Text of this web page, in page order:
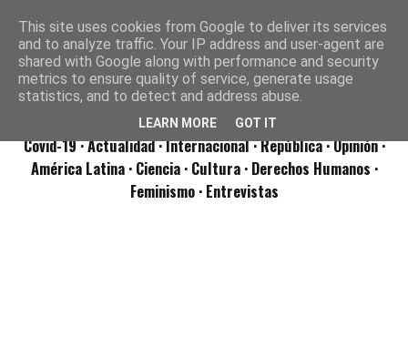
Covid-19· Actualidad· Internacional· República· Opinión·
América Latina · Ciencia · Cultura · Derechos Humanos ·
Feminismo · Entrevistas
This site uses cookies from Google to deliver its services
and to analyze traffic. Your IP address and user-agent are
shared with Google along with performance and security
metrics to ensure quality of service, generate usage
statistics, and to detect and address abuse.
LEARN MORE GOT IT